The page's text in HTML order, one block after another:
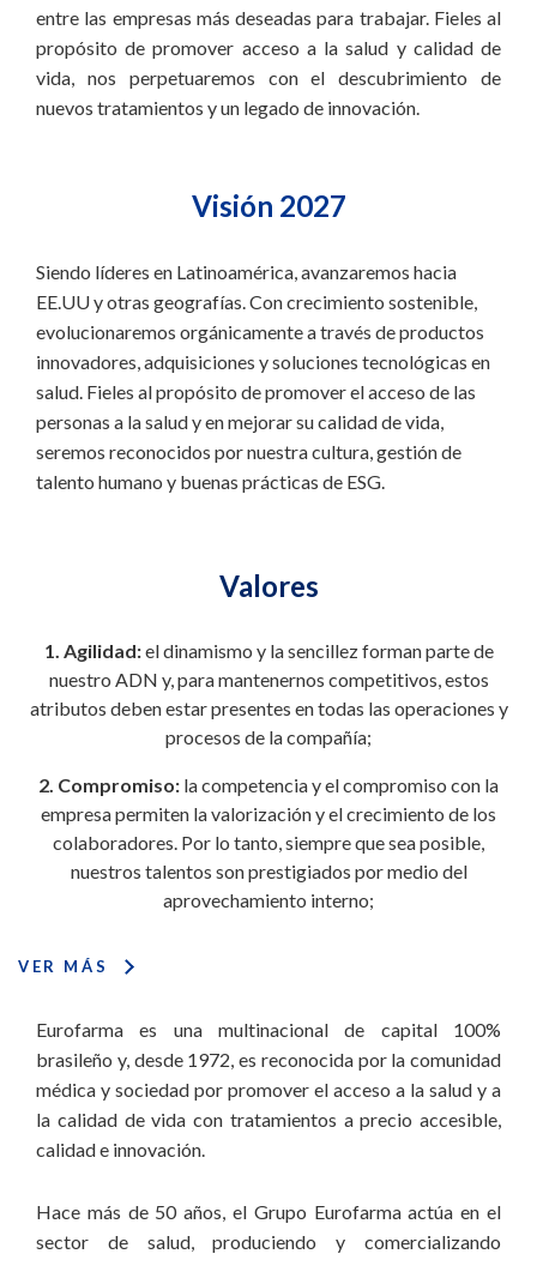
entre las empresas más deseadas para trabajar. Fieles al
propósito de promover acceso a la salud y calidad de
vida, nos perpetuaremos con el descubrimiento de
nuevos tratamientos y un legado de innovación.
Visión 2027
Siendo líderes en Latinoamérica, avanzaremos hacia
EE.UU y otras geografías. Con crecimiento sostenible,
evolucionaremos orgánicamente a través de productos
innovadores, adquisiciones y soluciones tecnológicas en
salud. Fieles al propósito de promover el acceso de las
personas a la salud y en mejorar su calidad de vida,
seremos reconocidos por nuestra cultura, gestión de
talento humano y buenas prácticas de ESG.
Valores
1. Agilidad:el dinamismo y la sencillez forman parte de
nuestro ADN y, para mantenernos competitivos, estos
atributos deben estar presentes en todas las operaciones y
procesos de la compañía;
2. Compromiso: la competencia y el compromiso con la
empresa permiten la valorización y el crecimiento de los
colaboradores. Por lo tanto, siempre que sea posible,
nuestros talentos son prestigiados por medio del
aprovechamiento interno;
3. Desarrollo sostenible:
financiera, las prácticas comerciales sanas y las acciones para
la preservación del medio ambiente: puntos fundamentales
para el equilibrio de nuestras operaciones;
4. Enfoque en Salud:
farmacéuticos, por medio de unidades de negocios,
operaciones internacionales y coligadas, manteniendo
VER MÁS
Eurofarma es una multinacional de capital 100%
brasileño y, desde 1972, es reconocida por la comunidad
médica y sociedad por promover el acceso a la salud y a
la calidad de vida con tratamientos a precio accesible,
calidad e innovación.
Hace más de 50 años, el Grupo Eurofarma actúa en el
sector de salud, produciendo y comercializando